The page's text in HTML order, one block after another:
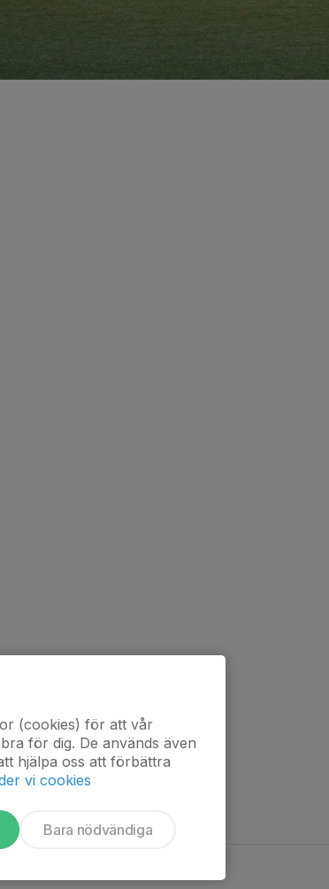
(cookies) för att vår
för dig. De används även
hjälpa oss att förbättra
vi cookies
Bara nödvändiga